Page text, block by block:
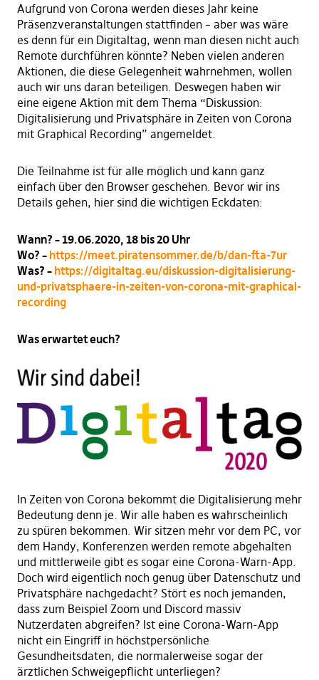
Aufgrund von Corona werden dieses Jahr keine
Präsenzveranstaltungen stattfinden – aber was wäre
es denn für ein Digitaltag, wenn man diesen nicht auch
Remote durchführen könnte? Neben vielen anderen
Aktionen, die diese Gelegenheit wahrnehmen, wollen
auch wir uns daran beteiligen. Deswegen haben wir
eine eigene Aktion mit dem Thema “Diskussion:
Digitalisierung und Privatsphäre in Zeiten von Corona
mit Graphical Recording” angemeldet.
Die Teilnahme ist für alle möglich und kann ganz
einfach über den Browser geschehen. Bevor wir ins
Details gehen, hier sind die wichtigen Eckdaten:
Wann? – 19.06.2020, 18 bis 20 Uhr
Wo? – https://meet.piratensommer.de/b/dan-fta-7ur
Was? – https://digitaltag.eu/diskussion-digitalisierung-
und-privatsphaere-in-zeiten-von-corona-mit-graphical-
recording
Was erwartet euch?
In Zeiten von Corona bekommt die Digitalisierung mehr
Bedeutung denn je. Wir alle haben es wahrscheinlich
zu spüren bekommen. Wir sitzen mehr vor dem PC, vor
dem Handy, Konferenzen werden remote abgehalten
und mittlerweile gibt es sogar eine Corona-Warn-App.
Doch wird eigentlich noch genug über Datenschutz und
Privatsphäre nachgedacht? Stört es noch jemanden,
dass zum Beispiel Zoom und Discord massiv
Nutzerdaten abgreifen? Ist eine Corona-Warn-App
nicht ein Eingriff in höchstpersönliche
Gesundheitsdaten, die normalerweise sogar der
ärztlichen Schweigepflicht unterliegen?